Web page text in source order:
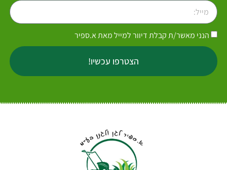
הנני מאשר/ת קבלת דיוור למייל מאת א.ספיר
הצטרפו עכשיו!